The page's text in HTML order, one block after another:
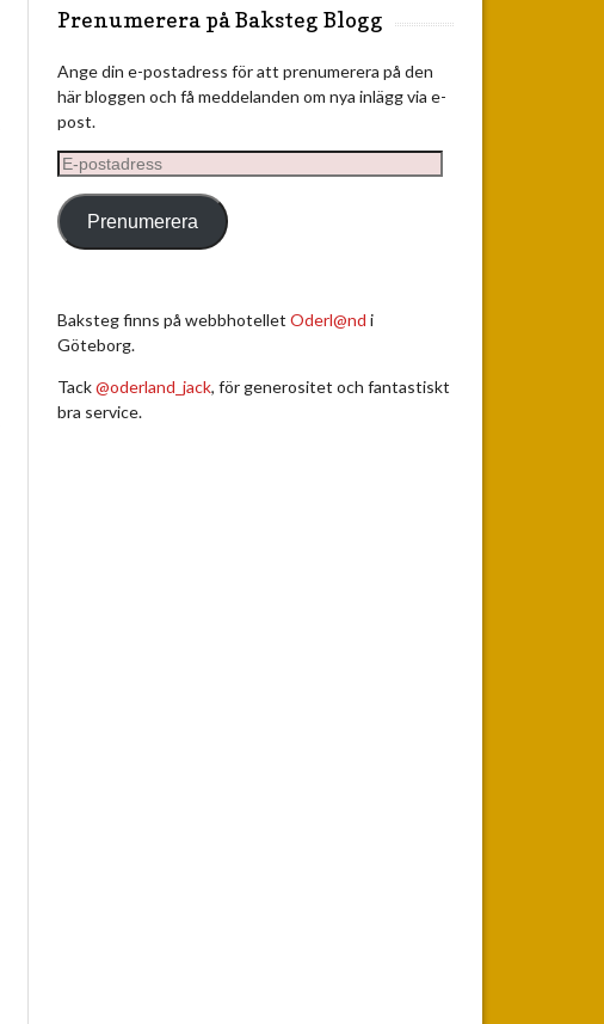
Prenumerera på Baksteg Blogg
Ange din e-postadress för att prenumerera på den
här bloggen och få meddelanden om nya inlägg via e-
post.
E-
Prenumerera
Baksteg finns på webbhotelletOderl@nd i
Göteborg.
Tack@oderland_jack, för generositet och fantastiskt
bra service.